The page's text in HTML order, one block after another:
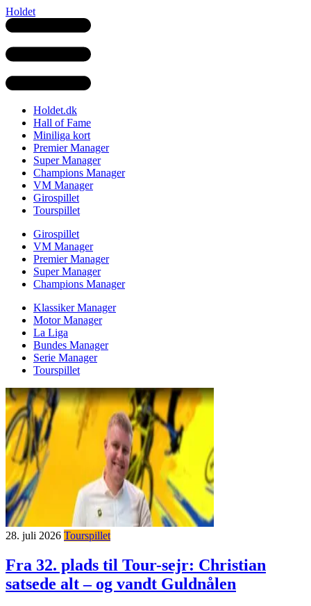
Holdet
Holdet.dk
Hall of Fame
Miniliga kort
Premier Manager
Super Manager
Champions Manager
VM Manager
Girospillet
Tourspillet
Girospillet
VM Manager
Premier Manager
Super Manager
Champions Manager
Klassiker Manager
Motor Manager
La Liga
Bundes Manager
Serie Manager
Tourspillet
28. juli 2026 Tourspillet
Fra 32. plads til Tour-sejr: Christian
satsede alt – og vandt Guldnålen